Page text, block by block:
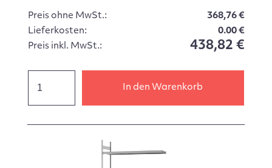
Preis ohne MwSt.:
368,76 €
Lieferkosten:
0.00 €
Preis inkl. MwSt.:
438,82 €
In den Warenkorb